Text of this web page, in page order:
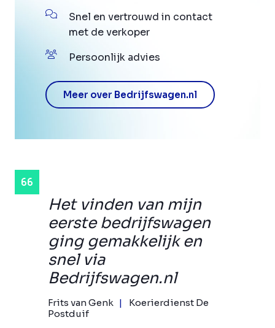
Het vinden van mijn
eerste bedrijfswagen
ging gemakkelijk en
snel via
Bedrijfswagen.nl
Frits van Genk
Koerierdienst De
Postduif
Snel en vertrouwd in contact
met de verkoper
Persoonlijk advies
Meer over Bedrijfswagen.nl